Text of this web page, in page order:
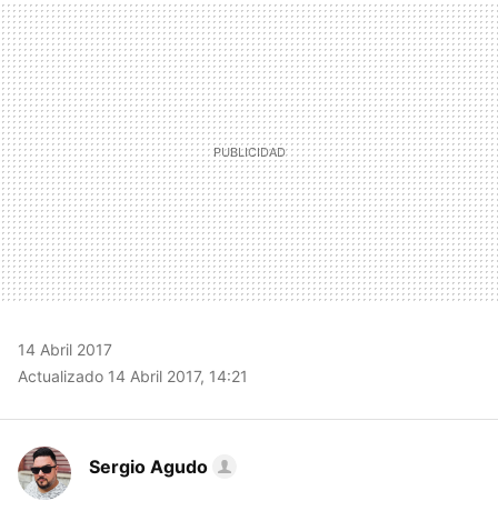
MAIL
14 Abril 2017
Actualizado 14 Abril 2017, 14:21
Sergio Agudo